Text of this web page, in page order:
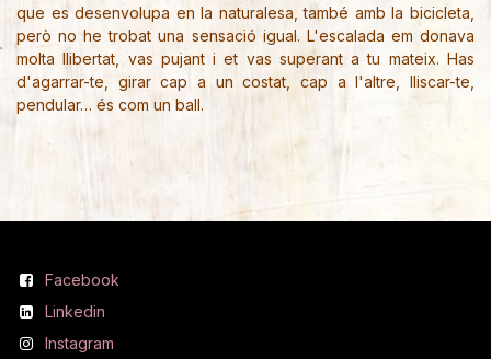
que es desenvolupa en la naturalesa, també amb la bicicleta,
però no he trobat una sensació igual. L'escalada em donava
molta llibertat, vas pujant i et vas superant a tu mateix. Has
d'agarrar-te, girar cap a un costat, cap a l'altre, lliscar-te,
pendular… és com un ball.
Facebook
Linkedin
Instagram